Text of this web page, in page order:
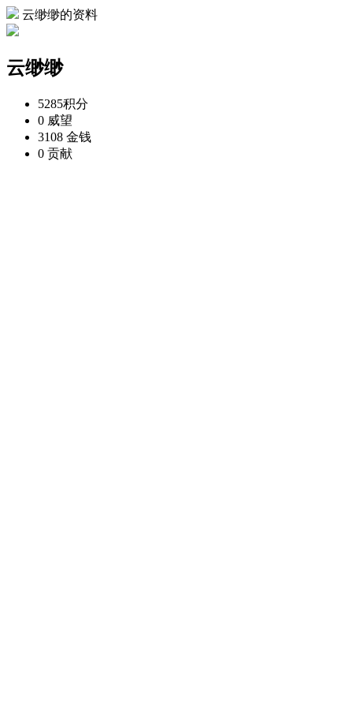
云缈缈的资料
云缈缈
5285积分
0 威望
3108 金钱
0 贡献